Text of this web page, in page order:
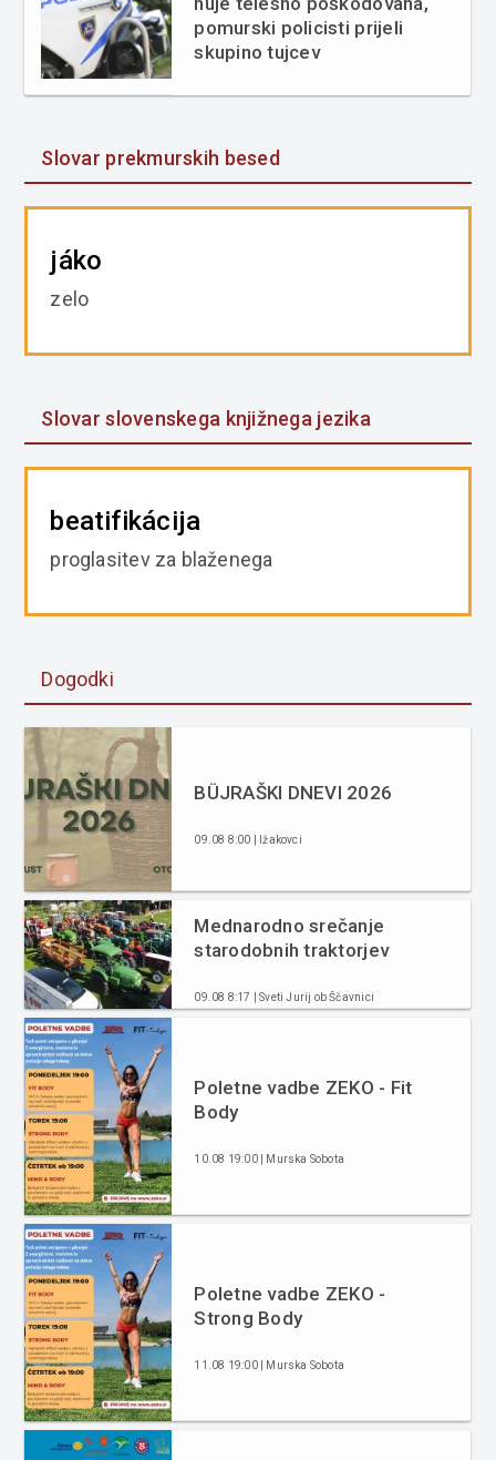
pomurski policisti prijeli
skupino tujcev
Slovar prekmurskih besed
jáko
zelo
Slovar slovenskega knjižnega jezika
beatifikácija
proglasitev za blaženega
Dogodki
BÜJRAŠKI DNEVI 2026
09.08 8:00 | Ižakovci
Mednarodno srečanje
starodobnih traktorjev
09.08 8:17 | Sveti Jurij ob Ščavnici
Poletne vadbe ZEKO - Fit
Body
10.08 19:00 | Murska Sobota
Poletne vadbe ZEKO -
Strong Body
11.08 19:00 | Murska Sobota